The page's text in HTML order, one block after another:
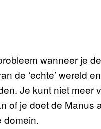
wanneer je
de ‘echte’ wereld
Je kunt niet meer
of je doet de Manus
domein.